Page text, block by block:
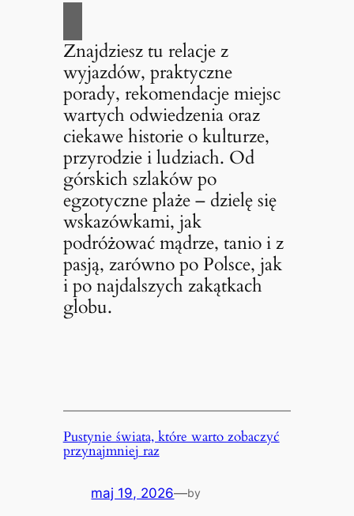
Znajdziesz tu relacje z
wyjazdów, praktyczne
porady, rekomendacje miejsc
wartych odwiedzenia oraz
ciekawe historie o kulturze,
przyrodzie i ludziach. Od
górskich szlaków po
egzotyczne plaże – dzielę się
wskazówkami, jak
podróżować mądrze, tanio i z
pasją, zarówno po Polsce, jak
i po najdalszych zakątkach
globu.
Pustynie świata, które warto zobaczyć
przynajmniej raz
maj 19, 2026—by